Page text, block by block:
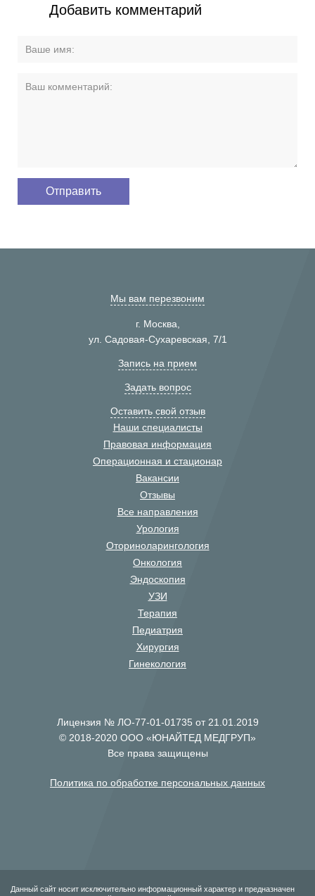
Добавить комментарий
Мы вам перезвоним
г. Москва,
ул. Садовая-Сухаревская, 7/1
Запись на прием
Задать вопрос
Оставить свой отзыв
Наши специалисты
Правовая информация
Операционная и стационар
Вакансии
Отзывы
Все направления
Урология
Оториноларингология
Онкология
Эндоскопия
УЗИ
Терапия
Педиатрия
Хирургия
Гинекология
Лицензия № ЛО-77-01-01735 от 21.01.2019
© 2018-2020 ООО «ЮНАЙТЕД МЕДГРУП»
Все права защищены
Политика по обработке персональных данных
Данный сайт носит исключительно информационный характер и предназначен